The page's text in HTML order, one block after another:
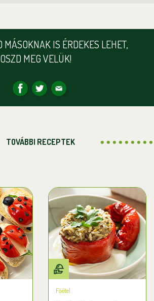
MÁSOKNAK IS ÉRDEKES LEHET,
OSZD MEG VELÜK!
TOVÁBBI RECEPTEK
Főétel